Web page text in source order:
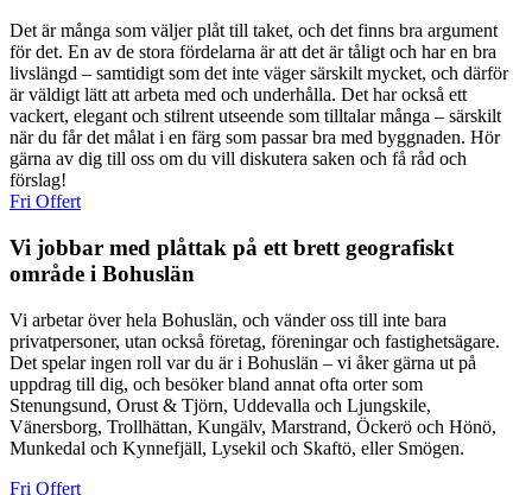
Det är många som väljer plåt till taket, och det finns bra argument
för det. En av de stora fördelarna är att det är tåligt och har en bra
livslängd – samtidigt som det inte väger särskilt mycket, och därför
är väldigt lätt att arbeta med och underhålla. Det har också ett
vackert, elegant och stilrent utseende som tilltalar många – särskilt
när du får det målat i en färg som passar bra med byggnaden. Hör
gärna av dig till oss om du vill diskutera saken och få råd och
förslag!
Fri Offert
Vi jobbar med plåttak på ett brett geografiskt
område i Bohuslän
Vi arbetar över hela Bohuslän, och vänder oss till inte bara
privatpersoner, utan också företag, föreningar och fastighetsägare.
Det spelar ingen roll var du är i Bohuslän – vi åker gärna ut på
uppdrag till dig, och besöker bland annat ofta orter som
Stenungsund, Orust & Tjörn, Uddevalla och Ljungskile,
Vänersborg, Trollhättan, Kungälv, Marstrand, Öckerö och Hönö,
Munkedal och Kynnefjäll, Lysekil och Skaftö, eller Smögen.
Fri Offert